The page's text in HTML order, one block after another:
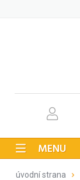
MENU
úvodní strana